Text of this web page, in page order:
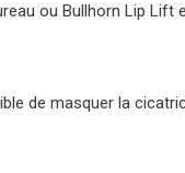
ou Bullhorn Lip Lift
de masquer la